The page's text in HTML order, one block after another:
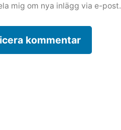
mig om nya inlägg via e-post.